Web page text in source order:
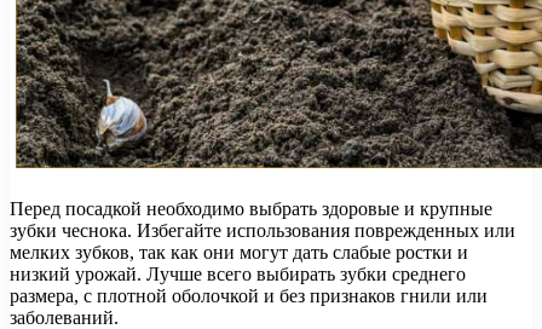
Перед посадкой необходимо выбрать здоровые и крупные
зубки чеснока. Избегайте использования поврежденных или
мелких зубков, так как они могут дать слабые ростки и
низкий урожай. Лучше всего выбирать зубки среднего
размера, с плотной оболочкой и без признаков гнили или
заболеваний.